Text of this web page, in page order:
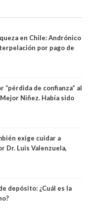
en Chile: Andrónico
por pago de
“pérdida de confianza” al
Niñez. Había sido
exige cuidar a
Dr. Luis Valenzuela,
Silva Henríquez
depósito: ¿Cuál es la